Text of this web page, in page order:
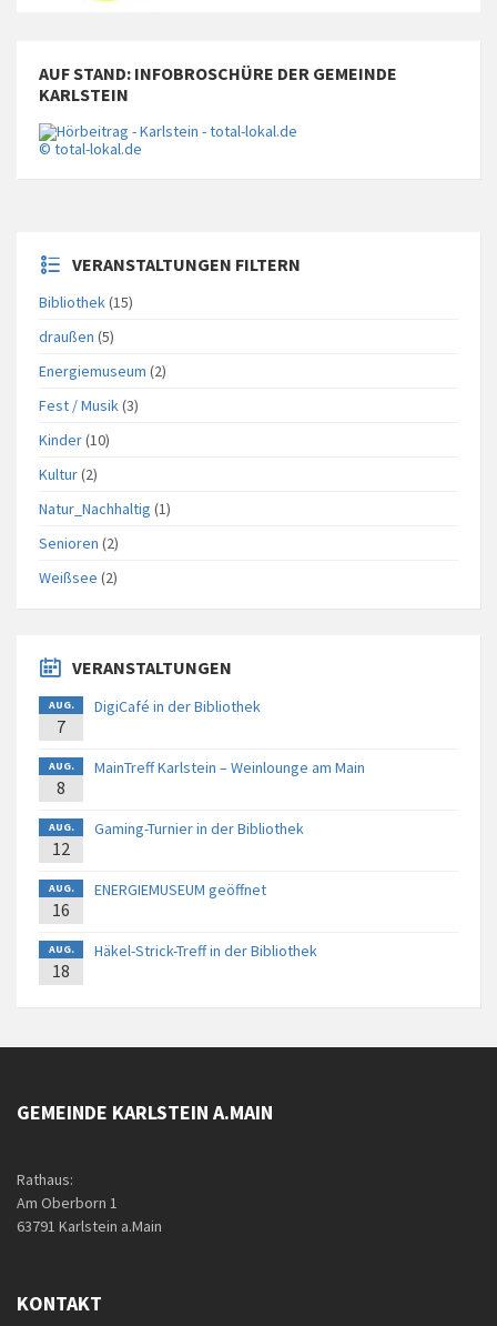
AUF STAND: INFOBROSCHÜRE DER GEMEINDE
KARLSTEIN
© total-lokal.de
VERANSTALTUNGEN FILTERN
Bibliothek(15)
draußen (5)
Energiemuseum (2)
Fest / Musik(3)
Kinder(10)
Kultur(2)
Natur_Nachhaltig (1)
Senioren (2)
Weißsee (2)
VERANSTALTUNGEN
AUG.
7
DigiCafé in der Bibliothek
AUG.
8
MainTreff Karlstein – Weinlounge am Main
AUG.
12
Gaming-Turnier in der Bibliothek
AUG.
16
ENERGIEMUSEUM geöffnet
AUG.
18
Häkel-Strick-Treff in der Bibliothek
GEMEINDE KARLSTEIN A.MAIN
Rathaus:
Am Oberborn 1
63791 Karlstein a.Main
KONTAKT